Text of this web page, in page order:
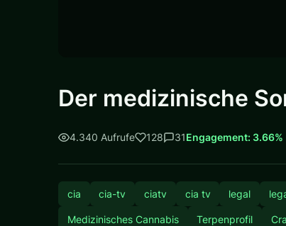
Der medizinische
4.340 Aufrufe 128 31Engagement: 3.66%
cia cia-tv ciatv cia tv legal
Medizinisches Cannabis Terpenprofil